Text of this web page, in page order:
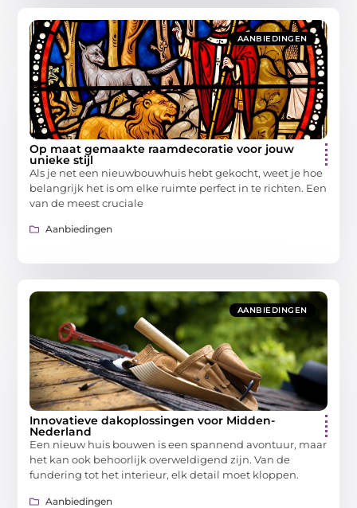
AANBIEDINGEN
Op maat gemaakte raamdecoratie voor jouw
unieke stijl
Als je net een nieuwbouwhuis hebt gekocht, weet je hoe
belangrijk het is om elke ruimte perfect in te richten. Een
van de meest cruciale
Aanbiedingen
AANBIEDINGEN
Innovatieve dakoplossingen voor Midden-
Nederland
Een nieuw huis bouwen is een spannend avontuur, maar
het kan ook behoorlijk overweldigend zijn. Van de
fundering tot het interieur, elk detail moet kloppen.
Aanbiedingen